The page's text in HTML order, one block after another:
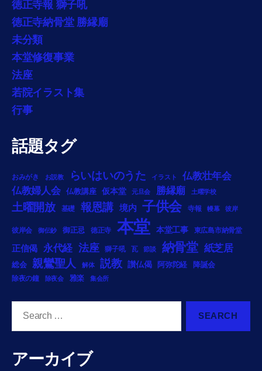
徳正寺報 獅子吼
徳正寺納骨堂 勝縁廟
未分類
本堂修復事業
法座
若院イラスト集
行事
話題タグ
おみがき お説教 らいはいのうた イラスト
仏教壮年会
仏教婦人会
仏教講座 仮本堂 元旦会 勝縁廟 土曜学校
土曜開放 基礎 報恩講 境内 子供会 寺報 幔幕 彼岸
彼岸会 御伝鈔 御正忌 徳正寺 本堂 本堂工事 東広島市納骨堂
正信偈 永代経 法座 獅子吼 瓦 節談 納骨堂 紙芝居
総会 親鸞聖人 解体 説教 讃仏偈 阿弥陀経 降誕会
除夜の鐘 除夜会 雅楽 集会所
アーカイブ